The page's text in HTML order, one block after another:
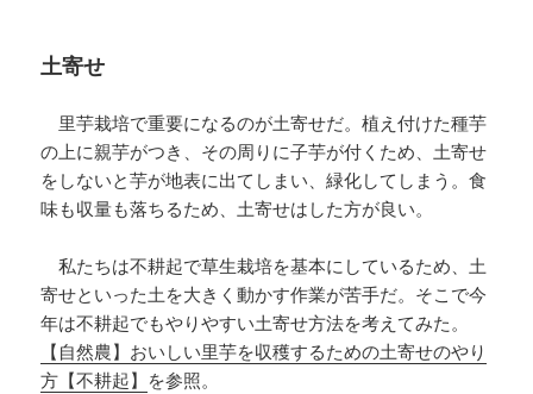
土寄せ
里芋栽培で重要になるのが土寄せだ。植え付けた種芋
の上に親芋がつき、その周りに子芋が付くため、土寄せ
をしないと芋が地表に出てしまい、緑化してしまう。食
味も収量も落ちるため、土寄せはした方が良い。
私たちは不耕起で草生栽培を基本にしているため、土
寄せといった土を大きく動かす作業が苦手だ。そこで今
年は不耕起でもやりやすい土寄せ方法を考えてみた。
【自然農】おいしい里芋を収穫するための土寄せのやり
方【不耕起】 を参照。